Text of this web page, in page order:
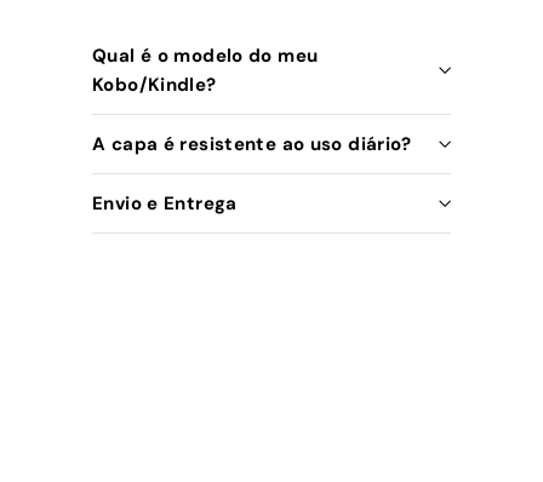
Qual é o modelo do meu
Kobo/Kindle?
A capa é resistente ao uso diário?
Envio e Entrega